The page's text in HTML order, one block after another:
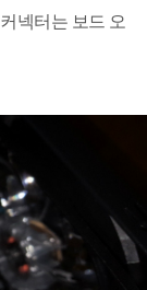
넥터는 보드 오